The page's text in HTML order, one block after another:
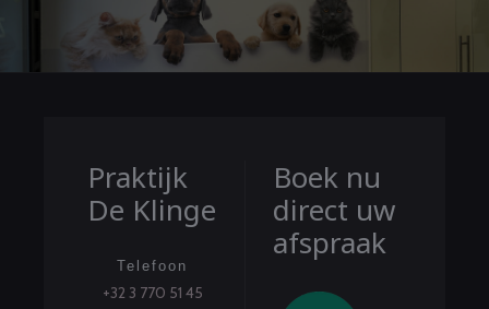
Praktijk
De Klinge
Telefoon
+32 3 770 51 45
Boek nu
direct uw
afspraak